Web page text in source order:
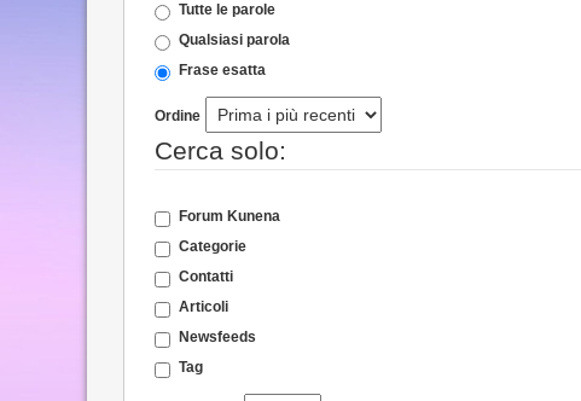
Tutte le parole
Qualsiasi parola
Frase esatta
Ordine
Cerca solo:
Forum Kunena
Categorie
Contatti
Articoli
Newsfeeds
Tag